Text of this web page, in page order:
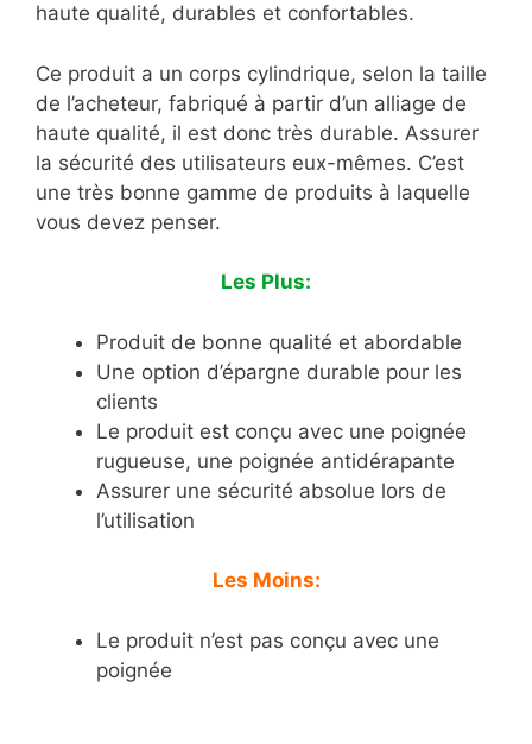
haute qualité, durables et confortables.
Ce produit a un corps cylindrique, selon la taille
de l’acheteur, fabriqué à partir d’un alliage de
haute qualité, il est donc très durable. Assurer
la sécurité des utilisateurs eux-mêmes. C’est
une très bonne gamme de produits à laquelle
vous devez penser.
Les Plus:
Produit de bonne qualité et abordable
Une option d’épargne durable pour les
clients
Le produit est conçu avec une poignée
rugueuse, une poignée antidérapante
Assurer une sécurité absolue lors de
l’utilisation
Les Moins:
Le produit n’est pas conçu avec une
poignée